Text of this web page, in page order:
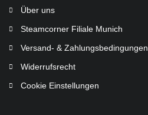
Über uns
Steamcorner Filiale Munich
Versand- & Zahlungsbedingungen
Widerrufsrecht
Cookie Einstellungen